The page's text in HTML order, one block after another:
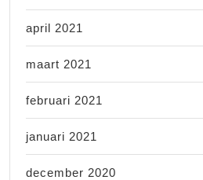
april 2021
maart 2021
februari 2021
januari 2021
december 2020